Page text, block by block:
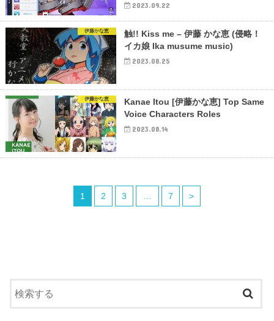
2023.09.22
伊藤かな恵
触!! Kiss me – 伊藤 かな恵 (侵略！
イカ娘 Ika musume music)
2023.08.25
伊藤かな恵
Kanae Itou [伊藤かな恵] Top Same
Voice Characters Roles
2023.08.14
1 2 3 … 7 >